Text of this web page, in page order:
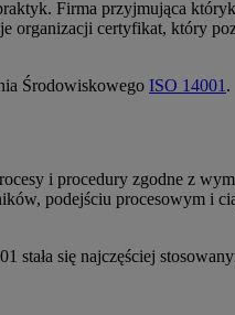
Firma przyjmująca
organizacji certyfikat, który
Środowiskowego ISO 14001 .
i procedury zgodne z
podejściu procesowym i
się najczęściej